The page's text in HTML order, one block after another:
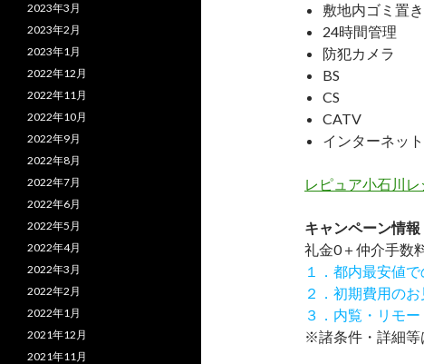
敷地内ゴミ置
24時間管理
防犯カメラ
BS
CS
CATV
インターネッ
レピュア小石川
キャンペーン情報
礼金0＋仲介手数
１．都内最安値
２．初期費用の
３．内覧・リモ
※諸条件・詳細等
2023年3月
2023年2月
2023年1月
2022年12月
2022年11月
2022年10月
2022年9月
2022年8月
2022年7月
2022年6月
2022年5月
2022年4月
2022年3月
2022年2月
2022年1月
2021年12月
2021年11月